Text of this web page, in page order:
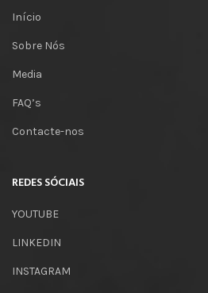
Início
Sobre Nós
Media
FAQ’s
Contacte-nos
REDES SÓCIAIS
YOUTUBE
LINKEDIN
INSTAGRAM